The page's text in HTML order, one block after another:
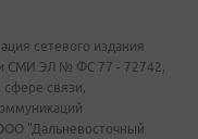
сетевого издания
СМИ ЭЛ № ФС 77 - 72742,
связи,
"Дальневосточный